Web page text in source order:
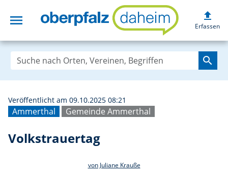
menu Volkstrauertag
upload
Erfassen
search
Ammerthal Gemeinde Ammerthal
Veröffentlicht am 09.10.2025 08:21
Volkstrauertag
von Juliane Krauße